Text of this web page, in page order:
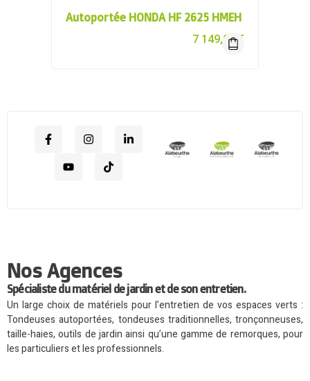
Autoportée HONDA HF 2625 HMEH
7 149,00€
Nos Agences
Spécialiste du matériel de jardin et de son entretien.
Un large choix de matériels pour l’entretien de vos espaces verts :
Tondeuses autoportées, tondeuses traditionnelles, tronçonneuses,
taille-haies, outils de jardin ainsi qu’une gamme de remorques, pour
les particuliers et les professionnels.